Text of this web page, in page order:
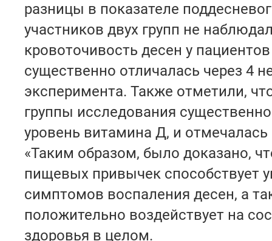
разницы в показателе
участников двух групп не
кровоточивость десен у пациентов
существенно отличалась через 4
эксперимента. Также отметили,
группы исследования
уровень витамина Д, и отмечалась
«Таким образом, было доказано,
пищевых привычек способствует
симптомов воспаления десен, а
положительно воздействует на
здоровья в целом.